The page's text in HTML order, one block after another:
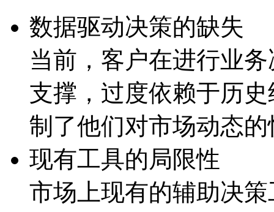
数据驱动决策的缺失
当前，客户在进行业
支撑，过度依赖于历
制了他们对市场动态
现有工具的局限性
市场上现有的辅助决策